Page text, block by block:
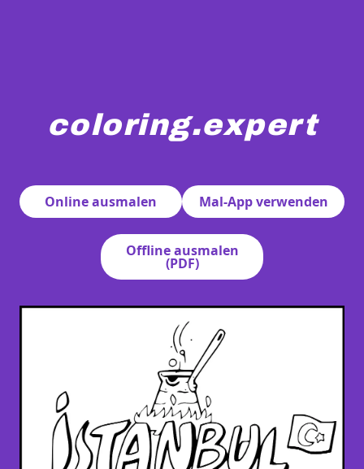
coloring.expert
Online ausmalen
Mal-App verwenden
Offline ausmalen
(PDF)